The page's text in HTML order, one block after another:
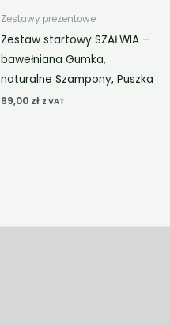
Zestawy prezentowe
Zestaw startowy SZAŁWIA –
bawełniana Gumka,
naturalne Szampony, Puszka
99,00 zł z VAT